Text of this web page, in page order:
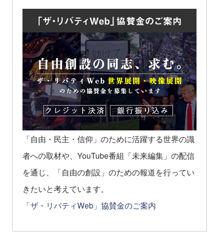
「自由・民主・信仰」のために活躍する世界の識
者への取材や、YouTube番組「未来編集」の配信
を通じ、「自由の創設」のための報道を行ってい
きたいと考えています。
「ザ・リバティWeb」協賛金のご案内